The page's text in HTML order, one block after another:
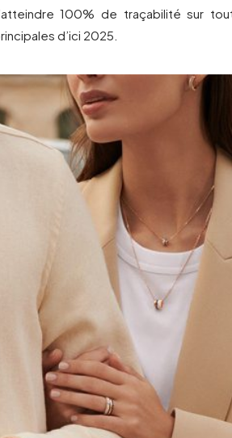
100% de traçabilité sur
d’ici 2025.